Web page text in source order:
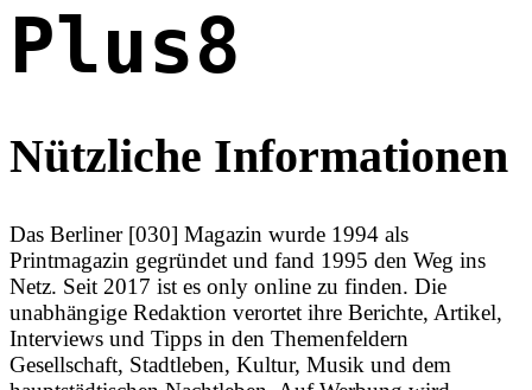
Plus8
Nützliche Informationen
Das Berliner [030] Magazin wurde 1994 als
Printmagazin gegründet und fand 1995 den Weg ins
Netz. Seit 2017 ist es only online zu finden. Die
unabhängige Redaktion verortet ihre Berichte, Artikel,
Interviews und Tipps in den Themenfeldern
Gesellschaft, Stadtleben, Kultur, Musik und dem